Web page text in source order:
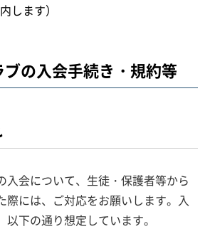
します）
の入会手続き・規約等
入会について、生徒・保護者等から
際には、ご対応をお願いします。入
下の通り想定しています。